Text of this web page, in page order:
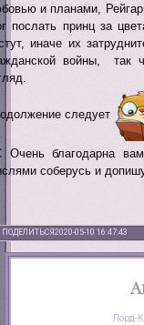
и планами, Рейгар
послать принц за
иначе их
войны, так
следует
Очень благодарна
соберусь и
ПОДЕЛИТЬСЯ2020-05-10 16:47:43
Лорд-